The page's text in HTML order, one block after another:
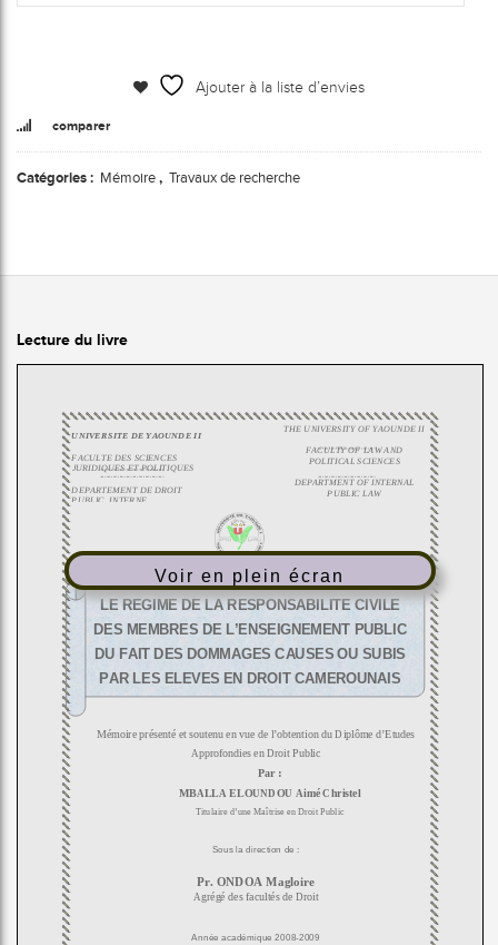
Ajouter à la liste d’envies
comparer
Catégories : Mémoire , Travaux de recherche
Lecture du livre
Voir en plein écran